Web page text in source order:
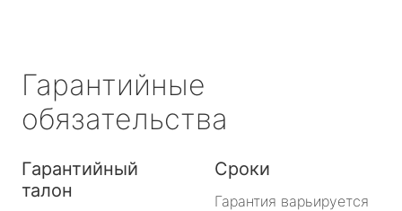
Гарантийные
обязательства
Гарантийный
талон
Сроки
Гарантия варьируется